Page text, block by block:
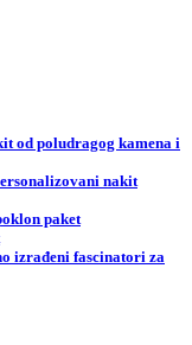
od poludragog kamena i
nakit
paket
izrađeni fascinatori za